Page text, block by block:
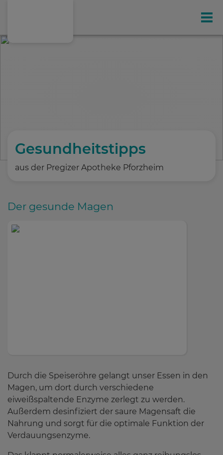
Ihr exklusives Kunden-Magazin
Hausspezialitäten
Gesundheitstipps (198)
Kontakt
Gesundheitstipps
aus der Pregizer Apotheke Pforzheim
Der gesunde Magen
Durch die Speiseröhre gelangt unser Essen in den
Magen, um dort durch verschiedene
eiweißspaltende Enzyme zerlegt zu werden.
Außerdem desinfiziert der saure Magensaft die
Nahrung und sorgt für die optimale Funktion der
Verdauungsenzyme.